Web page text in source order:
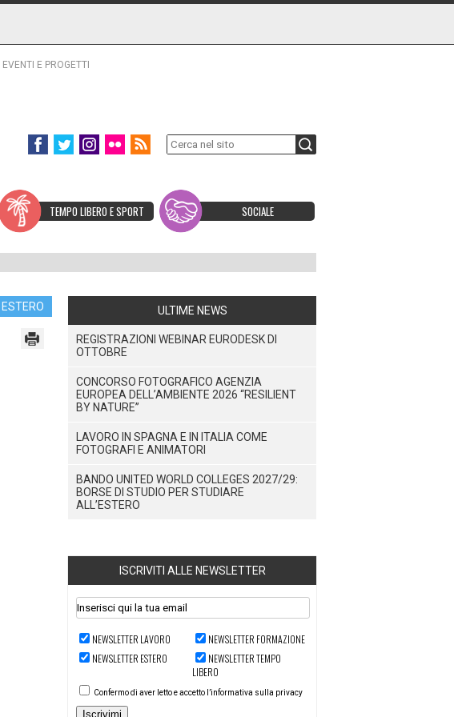
EVENTI E PROGETTI
TEMPO LIBERO E SPORT SOCIALE
ESTERO ULTIME NEWS
REGISTRAZIONI WEBINAR EURODESK DI
OTTOBRE
CONCORSO FOTOGRAFICO AGENZIA
EUROPEA DELL’AMBIENTE 2026 “RESILIENT
BY NATURE”
LAVORO IN SPAGNA E IN ITALIA COME
FOTOGRAFI E ANIMATORI
BANDO UNITED WORLD COLLEGES 2027/29:
BORSE DI STUDIO PER STUDIARE
ALL’ESTERO
ISCRIVITI ALLE NEWSLETTER
NEWSLETTER LAVORO
NEWSLETTER FORMAZIONE
NEWSLETTER ESTERO
NEWSLETTER TEMPO
LIBERO
Confermo di aver letto e accetto l’informativa sulla privacy
Iscrivimi